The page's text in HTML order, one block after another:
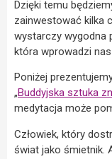
Dzięki temu
zainwestować kilka
wystarczy wygodna
która wprowadzi
Poniżej
„Buddyjska sztuka
medytacja może
Człowiek, który
świat jako śmietnik.